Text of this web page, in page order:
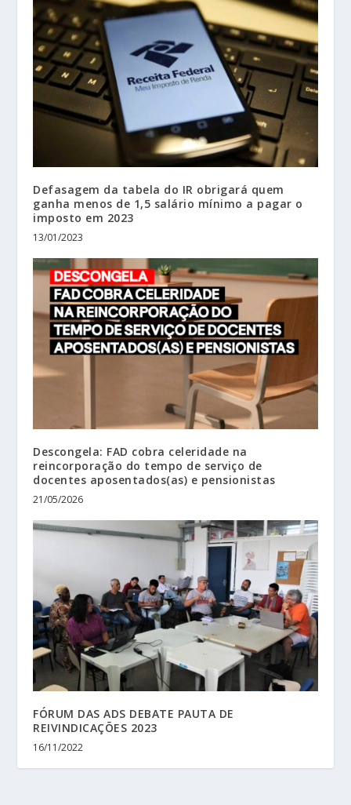
Defasagem da tabela do IR obrigará quem
ganha menos de 1,5 salário mínimo a pagar o
imposto em 2023
13/01/2023
Descongela: FAD cobra celeridade na
reincorporação do tempo de serviço de
docentes aposentados(as) e pensionistas
21/05/2026
FÓRUM DAS ADS DEBATE PAUTA DE
REIVINDICAÇÕES 2023
16/11/2022